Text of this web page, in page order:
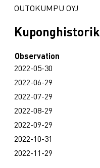
OUTOKUMPU OYJ
Kuponghistorik
Observation
2022-05-30
2022-06-29
2022-07-29
2022-08-29
2022-09-29
2022-10-31
2022-11-29